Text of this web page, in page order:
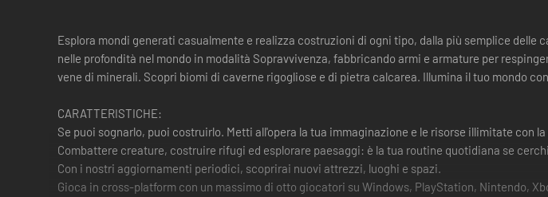
Esplora mondi generati casualmente e realizza costruzioni di ogni tipo, dalla più semplice
nelle profondità nel mondo in modalità Sopravvivenza, fabbricando armi e armature per
vene di minerali. Scopri biomi di caverne rigogliose e di pietra calcarea. Illumina il tuo mondo
CARATTERISTICHE:
Se puoi sognarlo, puoi costruirlo. Metti all'opera la tua immaginazione e le risorse illimitate con
Combattere creature, costruire rifugi ed esplorare paesaggi: è la tua routine quotidiana se
Con i nostri aggiornamenti periodici, scoprirai nuovi attrezzi, luoghi e spazi.
Gioca in cross-platform con un massimo di otto giocatori su Windows, PlayStation, Nintendo,